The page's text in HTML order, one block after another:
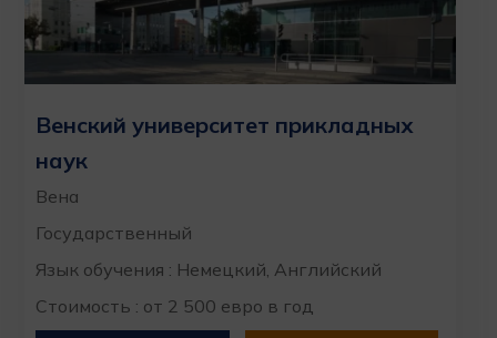
Венский университет прикладных
наук
Вена
Государственный
Язык обучения : Немецкий, Английский
Стоимость : от 2 500 евро в год